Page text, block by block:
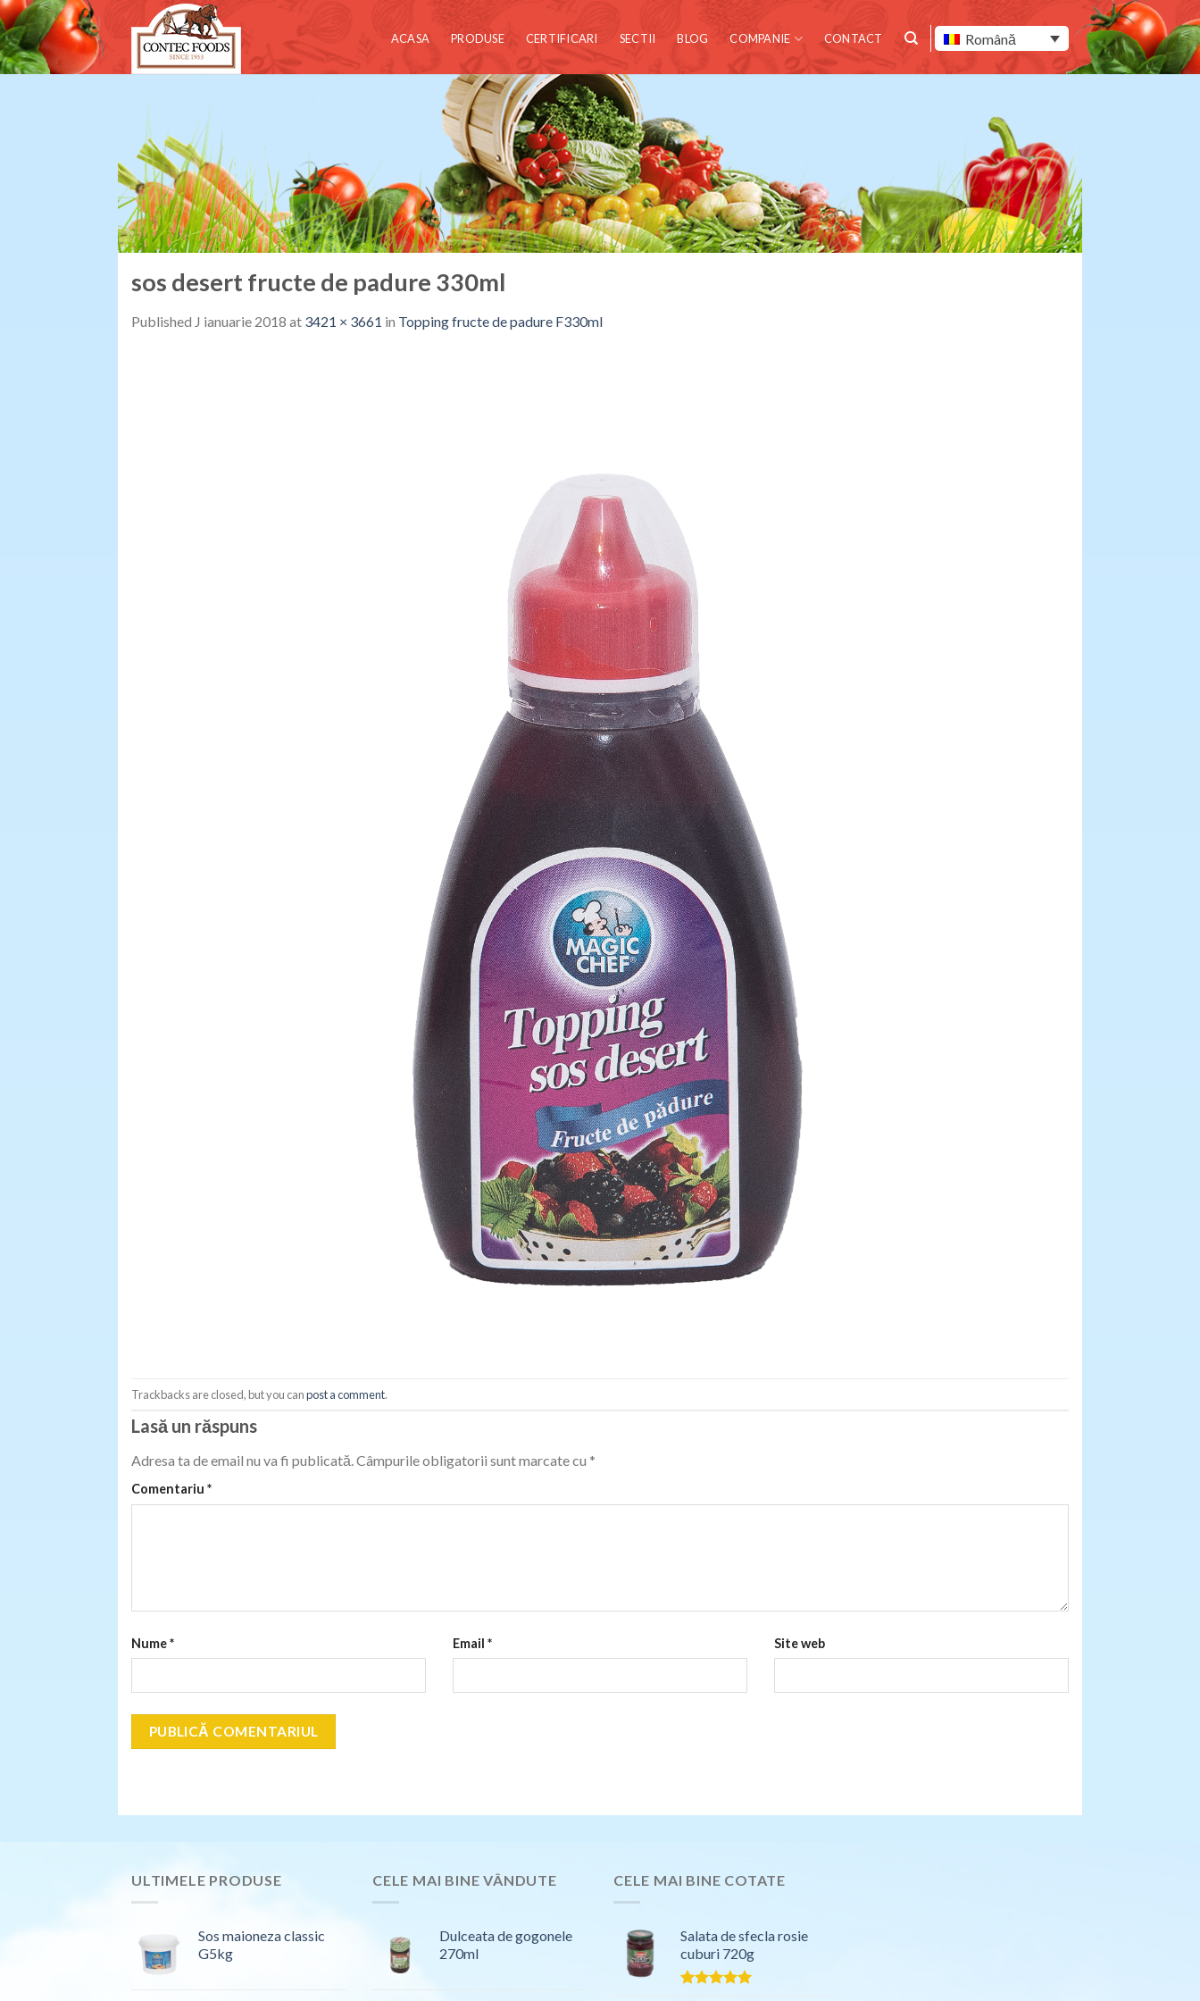
Skip
to
content
ACASA PRODUSE CERTIFICARI SECTII BLOG COMPANIE CONTACT Română
sos desert fructe de padure 330ml
Published J ianuarie 2018 at 3421 × 3661 in Topping fructe de padure F330ml
Trackbacks are closed, but you canpost a comment.
Lasă un răspuns
Adresa ta de email nu va fi publicată.Câmpurile obligatorii sunt marcate cu *
Comentariu *
Nume* Email * Site web
ULTIMELE PRODUSE
Sos maioneza classic
G5kg
CELE MAI BINE VÂNDUTE
Dulceata de gogonele
270ml
CELE MAI BINE COTATE
Salata de sfecla rosie
cuburi 720g